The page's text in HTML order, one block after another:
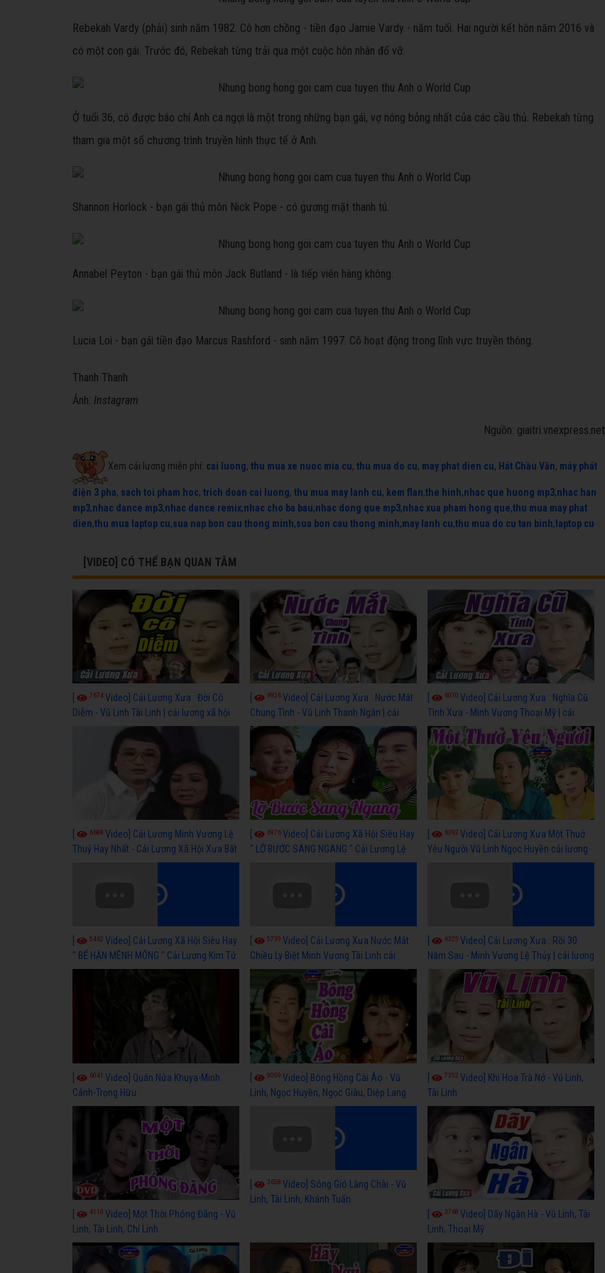
Rebekah Vardy (phải) sinh năm 1982. Cô hơn chồng - tiền đạo Jamie Vardy - năm tuổi. Hai người kết hôn năm 2016 và
có một con gái. Trước đó, Rebekah từng trải qua một cuộc hôn nhân đổ vỡ.
Ở tuổi 36, cô được báo chí Anh ca ngợi là một trong những bạn gái, vợ nóng bỏng nhất của các cầu thủ. Rebekah từng
tham gia một số chương trình truyền hình thực tế ở Anh.
Shannon Horlock - bạn gái thủ môn Nick Pope - có gương mặt thanh tú.
Annabel Peyton - bạn gái thủ môn Jack Butland - là tiếp viên hàng không.
Lucia Loi - bạn gái tiền đạo Marcus Rashford - sinh năm 1997. Cô hoạt động trong lĩnh vực truyền thông.
Thanh Thanh
Ảnh: Instagram
Nguồn: giaitri.vnexpress.net
Xem cải lương miễn phí: cai luong, thu mua xe nuoc mia cu, thu mua do cu, may phat dien cu, Hát Chầu Văn, máy phát
điện 3 pha, sach toi pham hoc, trich doan cai luong, thu mua may lanh cu, kem flan,the hinh,nhac que huong mp3,nhac han
mp3,nhac dance mp3,nhac dance remix,nhac cho ba bau,nhac dong que mp3,nhac xua pham hong que,thu mua may phat
dien,thu mua laptop cu,sua nap bon cau thong minh,sua bon cau thong minh,may lanh cu,thu mua do cu tan binh, laptop cu
[VIDEO] CÓ THỂ BẠN QUAN TÂM
7674Video] Cải Lương Xưa : Đời Cô
Diễm - Vũ Linh Tài Linh | cải lương xã hội
6926Video] Cải Lương Xưa : Nước Mắt
Chung Tình - Vũ Linh Thanh Ngân | cải
lương xã hội hay nhất
6070 Video] Cải Lương Xưa : Nghĩa Cũ
Tình Xưa - Minh Vương Thoại Mỹ | cải
lương xã hội hay nhất
6688 Video] Cải Lương Minh Vương Lệ
Thuỷ Hay Nhất - Cải Lương Xã Hội Xưa Bất
6976Video] Cải Lương Xã Hội Siêu Hay
" LỠ BƯỚC SANG NGANG " Cải Lương Lệ
Thuỷ, Thanh Tuấn, Hồng Nga
6392 Video] Cải Lương Xưa Một Thuở
Yêu Người Vũ Linh Ngọc Huyền cải lương
5462 Video] Cải Lương Xã Hội Siêu Hay
" BỂ HẬN MÊNH MÔNG " Cải Lương Kim Tử
Long, Thanh Ngân Hay Nhất
5739 Video] Cải Lương Xưa Nước Mắt
Chiều Ly Biệt Minh Vương Tài Linh cải
lương xã hội hay nhất
6325 Video] Cải Lương Xưa : Rồi 30
Năm Sau - Minh Vương Lệ Thủy | cải lương
xã hội hay nhất
[ 6041 Video] Quán Nửa Khuya-Minh
Cảnh-Trọng Hữu
[ 9059 Video] Bông Hồng Cài Áo - Vũ
Linh, Ngọc Huyền, Ngọc Giàu, Diệp Lang
[ 7352 Video] Khi Hoa Trà Nở - Vũ Linh,
Tài Linh
4110 Video] Một Thời Phóng Đãng - Vũ
Linh, Tài Linh, Chí Linh
[ 3658 Video] Sóng Gió Làng Chài - Vũ
Linh, Tài Linh, Khánh Tuấn
3768 Video] Dãy Ngân Hà - Vũ Linh, Tài
Linh, Thoại Mỹ